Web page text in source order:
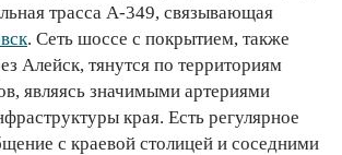
трасса А-349, связывающая
. Сеть шоссе с покрытием, также
Алейск, тянутся по территориям
являясь значимыми артериями
края. Есть регулярное
с краевой столицей и соседними